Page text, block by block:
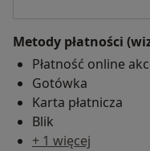
Metody płatności
Płatność online
Gotówka
Karta płatnicza
Blik
+ 1 więcej